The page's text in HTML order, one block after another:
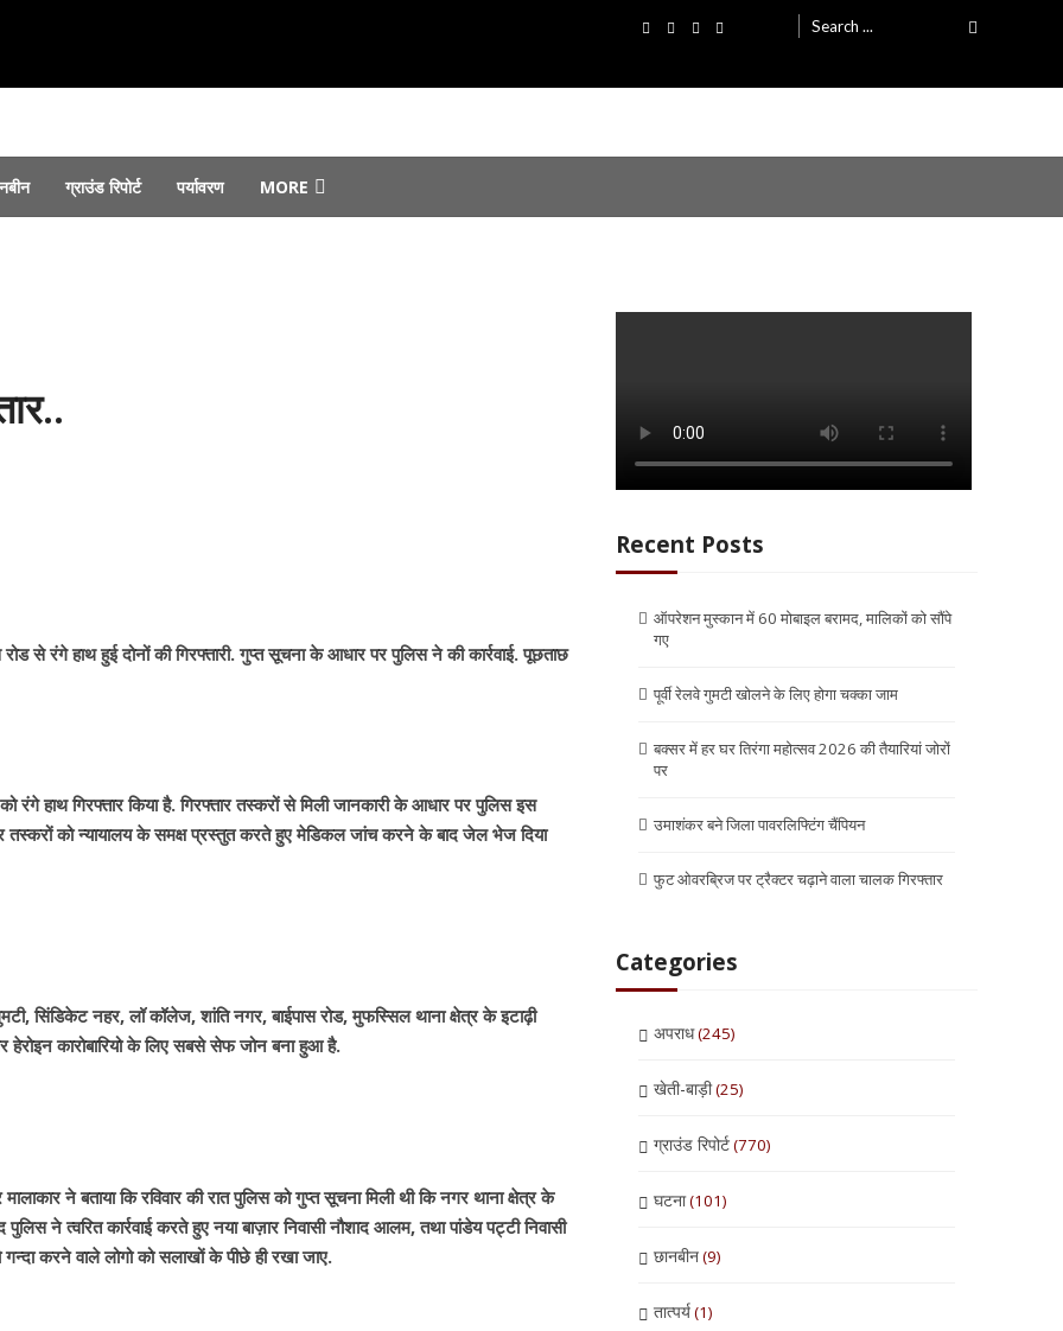
Search
for:
ग्राउंड रिपोर्ट पर्यावरण MORE
पर...
से रंगे हाथ हुई दोनों की गिरफ्तारी. गुप्त सूचना के आधार पर पुलिस ने की कार्रवाई. पूछताछ
रंगे हाथ गिरफ्तार किया है. गिरफ्तार तस्करों से मिली जानकारी के आधार पर पुलिस इस
तस्करों को न्यायालय के समक्ष प्रस्तुत करते हुए मेडिकल जांच करने के बाद जेल भेज दिया
सिंडिकेट नहर, लॉ कॉलेज, शांति नगर, बाईपास रोड, मुफस्सिल थाना क्षेत्र के इटाढ़ी
हेरोइन कारोबारियो के लिए सबसे सेफ जोन बना हुआ है.
ने बताया कि रविवार की रात पुलिस को गुप्त सूचना मिली थी कि नगर थाना क्षेत्र के
ने त्वरित कार्रवाई करते हुए नया बाज़ार निवासी नौशाद आलम, तथा पांडेय पट्टी निवासी
करने वाले लोगो को सलाखों के पीछे ही रखा जाए.
Recent Posts
ऑपरेशन मुस्कान में 60 मोबाइल बरामद, मालिकों को सौंपे
गए
पूर्वी रेलवे गुमटी खोलने के लिए होगा चक्का जाम
बक्सर में हर घर तिरंगा महोत्सव 2026 की तैयारियां जोरों
पर
उमाशंकर बने जिला पावरलिफ्टिंग चैंपियन
फुट ओवरब्रिज पर ट्रैक्टर चढ़ाने वाला चालक गिरफ्तार
Categories
अपराध(245)
खेती-बाड़ी(25)
ग्राउंड रिपोर्ट(770)
घटना(101)
छानबीन(9)
तात्पर्य(1)